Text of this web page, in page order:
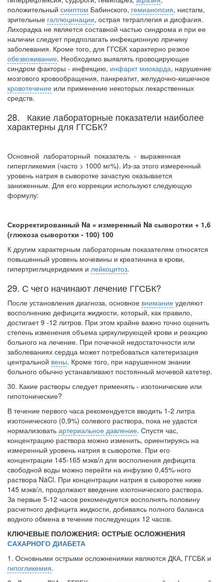
положительный симптом Бабинского, гемианопсия, нистагм,
зрительные галлюцинации, острая тетраплегия и дисфагия.
Лихорадка не является составной частью синдрома и при ее
наличии следует предполагать инфекционную лричину
заболевания. Кроме того, для ГГСБК характерно резкое
обезвоживание. Необходимо выявлять провоцирующие
синдром факторы - инфекцию, инфаркт миокарда, нарушение
мозгового кровообращения, панкреатит, желудочно-кишечное
кровотечение или применение некоторых лекарственных
средств.
28. Какие лабораторные показатели наиболее
характерны для ГГСБК?
Основной лабораторный показатель - выраженная
гипергликемия (часто > 1000 мг%). Из-за этого измеренный
уровень натрия в сыворотке зачастую оказывается
заниженным. Для его коррекции используют следующую
формулу:
Скорректированный Na = измеренный Na сыворотки + 1,6
(глюкоза сыворотки - 100) 100
К другим характерным лабораторным показателям относятся
повышенный уро­вень мочевины и креатинина в крови,
гипертриглицеридемия и лейкоцитоз.
29. С чего начинают лечение ГГСБК?
После установления диагноза, основное внимание уделяют
восполнению дефи­цита жидкости, который, как правило,
достигает 9 -12 литров. При этом крайне важ­но точно оценить
степень изменения объема циркулирующей крови и реакцию
боль­ного на лечение. При почечной недостаточности или
заболеваниях сердца может потребоваться катетеризация
центральной вены. Кроме того, при нарушенном знании
больного обычно устанавливают постоянный мочевой катетер.
30. Какие растворы следует применять - изотонические или
гипотонические?
В течение первого часа рекомендуется вводить 1-2 литра
изотонического (0,9%) солевого раствора, пока не удастся
нормализовать артериальное давление. Спустя час,
концентрацию раствора можно изменить, ориентируясь на
измеренный уровень натрия в сыворотке. При его
концентрации 145-165 мэкв/л для восполнения дефи­цита
свободной воды можно перейти на инфузию 0,45%-ного
раствора NaCl. При концентрации натрия в сыворотке ниже
145 мэкв/л, продолжают введение изо­тонического раствора.
За первые 5-12 часов рекомендуется восполнять половину
расчетного дефицита жидкости, добиваясь полного баланса
водного обмена в тече­ние последующих 12 часов.
КЛЮЧЕВЫЕ ПОЛОЖЕНИЯ: ОСТРЫЕ ОСЛОЖНЕНИЯ
САХАРНОГО ДИАБЕТА
1. Основными острыми осложнениями являются ДКА, ГГСБК и
гипогликемия.